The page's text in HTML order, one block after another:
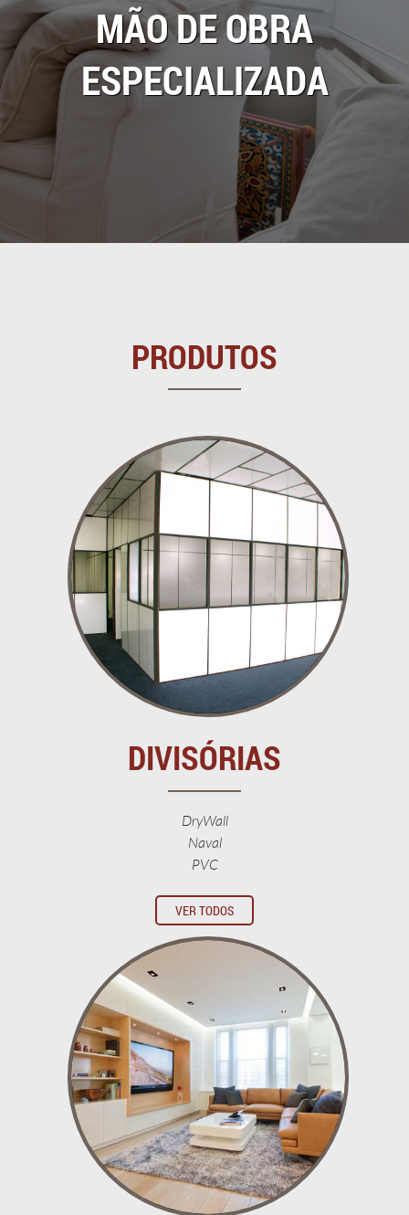
MÃO DE OBRA
ESPECIALIZADA
PRODUTOS
DIVISÓRIAS
DryWall
Naval
PVC
VER TODOS